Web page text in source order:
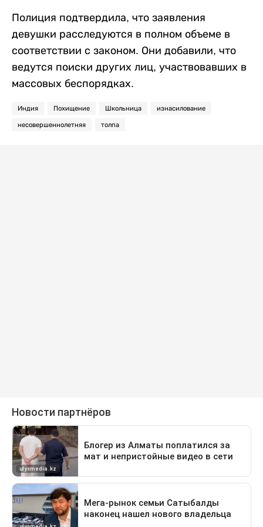
Полиция подтвердила, что заявления
девушки расследуются в полном объеме в
соответствии с законом. Они добавили, что
ведутся поиски других лиц, участвовавших в
массовых беспорядках.
Индия Похищение Школьница изнасилование
несовершеннолетняя толпа